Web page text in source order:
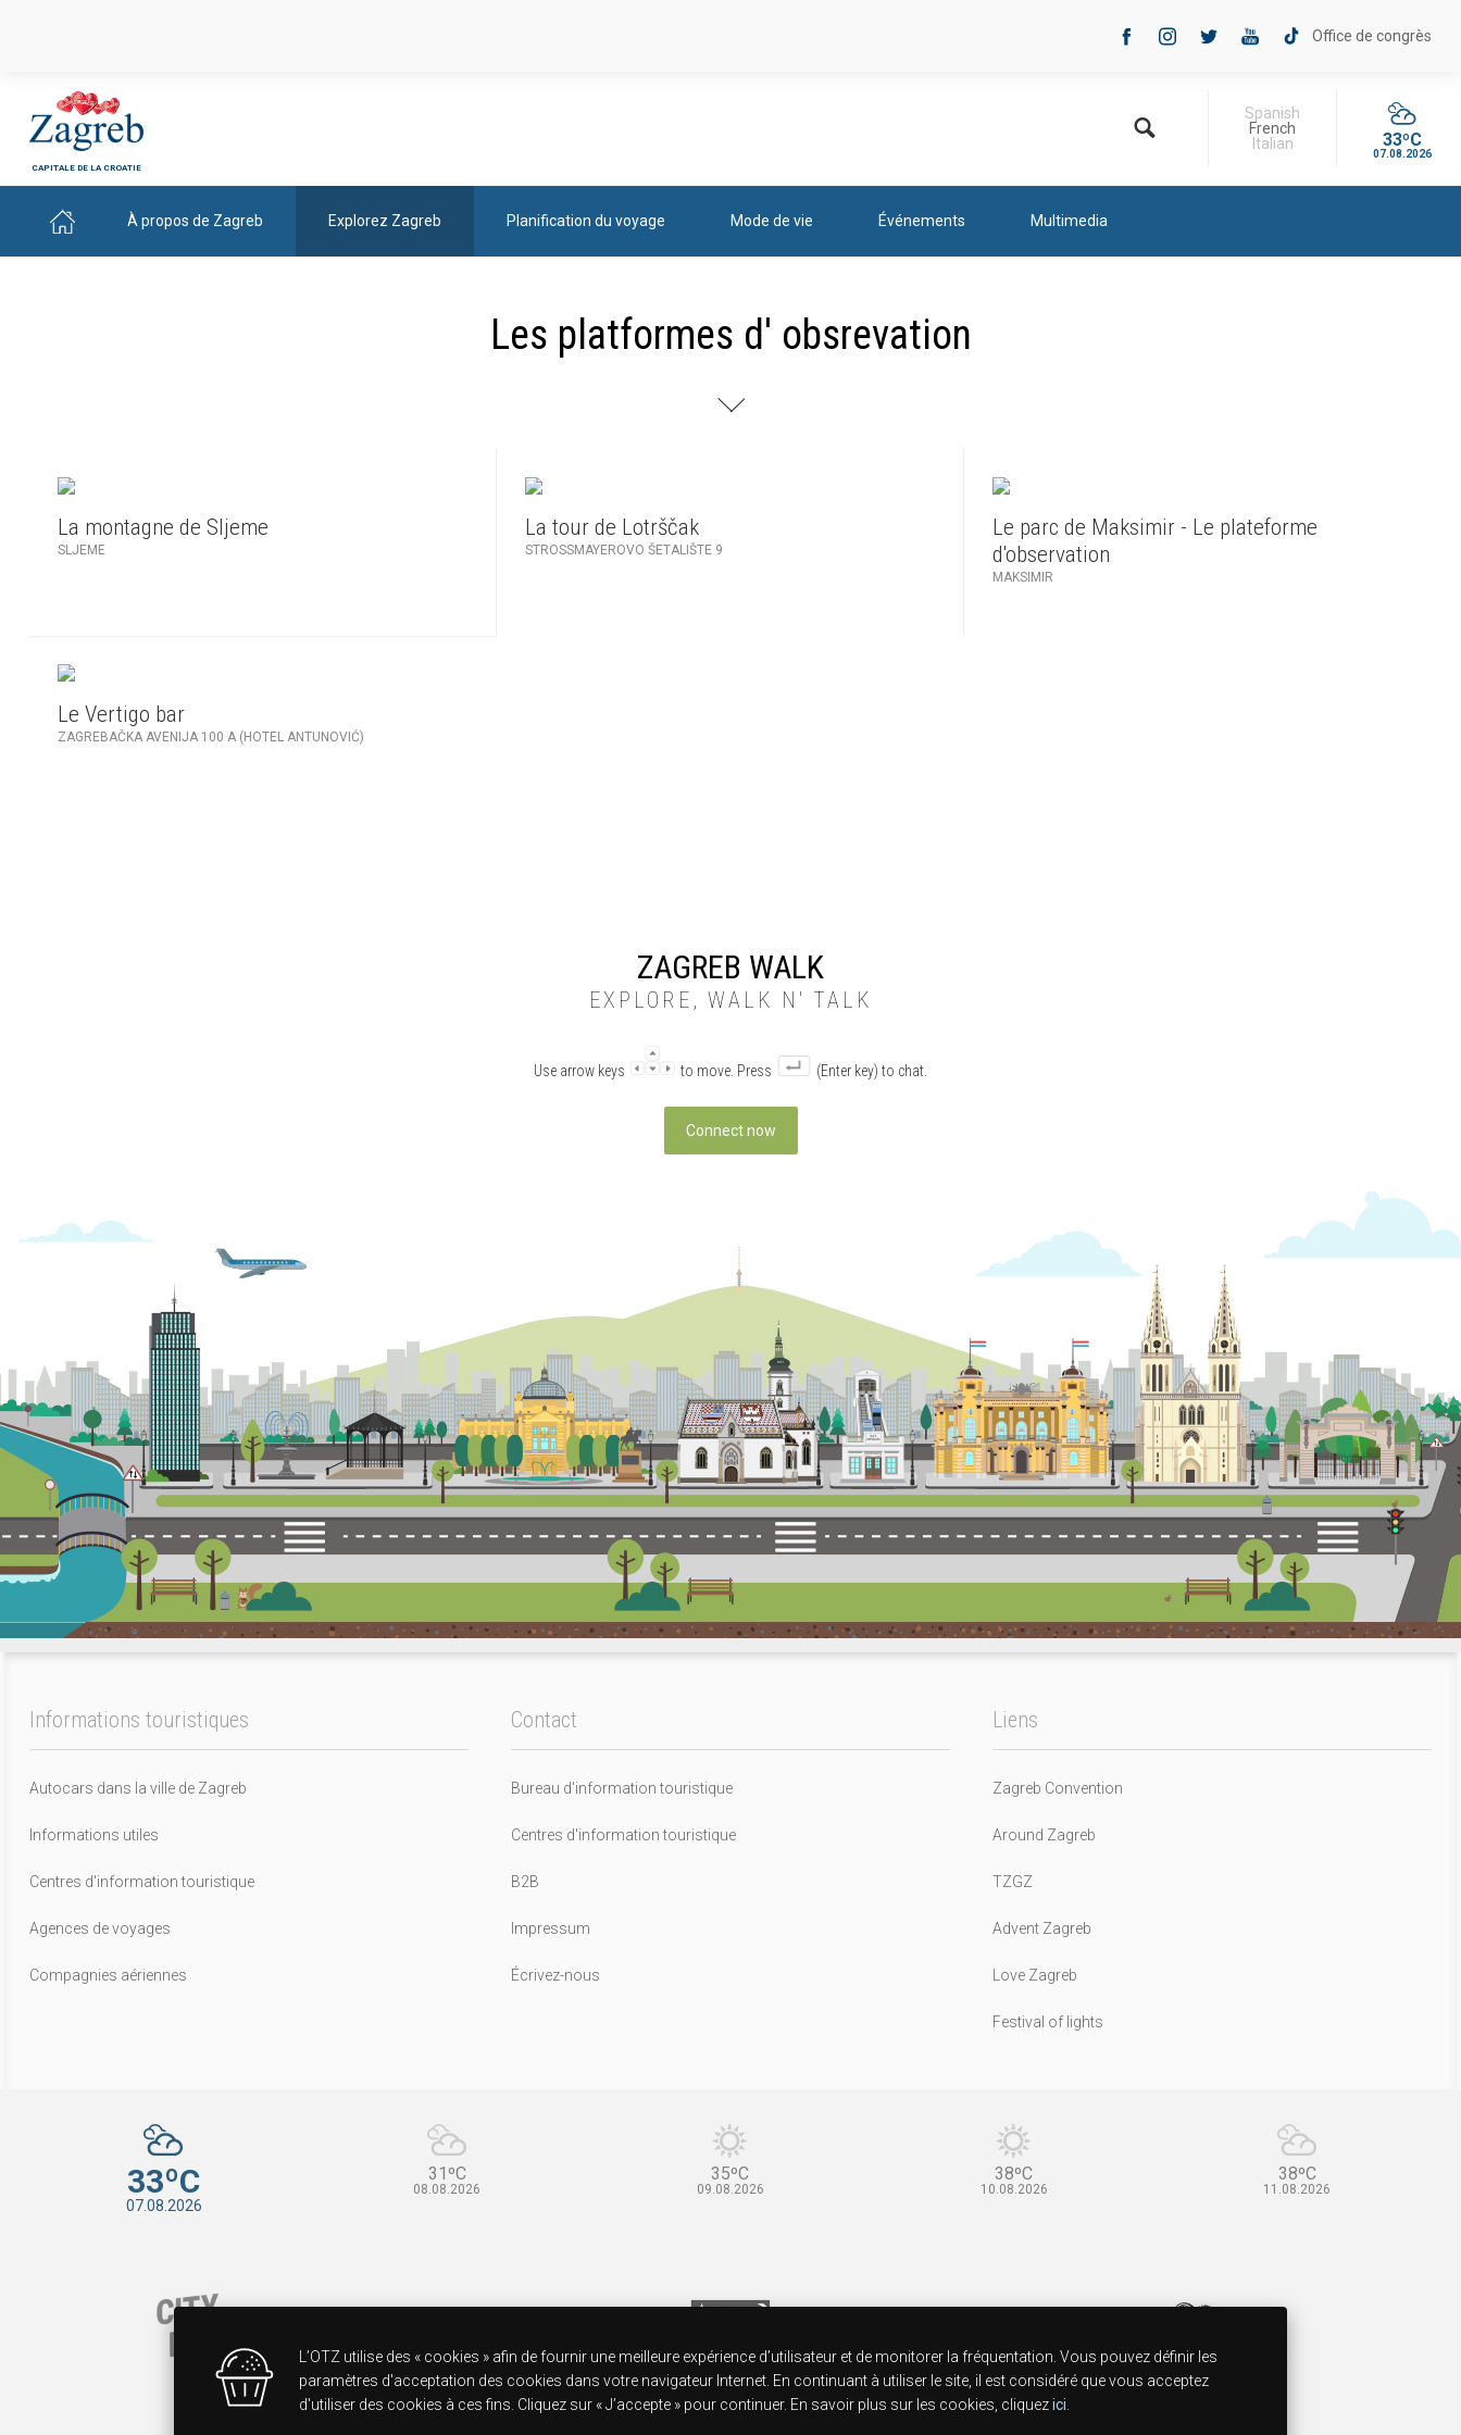
Office de congrès
CAPITALE DE LA CROATIE
Spanish
French
Italian
33ºC
07.08.2026
À propos de Zagreb Explorez Zagreb Planification du voyage Mode de vie Événements Multimedia
Les platformes d' obsrevation
La montagne de Sljeme
SLJEME
La tour de Lotrščak
STROSSMAYEROVO ŠETALIŠTE 9
Le parc de Maksimir - Le plateforme
d'observation
MAKSIMIR
Le Vertigo bar
ZAGREBAČKA AVENIJA 100 A (HOTEL ANTUNOVIĆ)
ZAGREB WALK
EXPLORE, WALK N' TALK
Use arrow keys to move. Press (Enter key) to chat.
Connect now
Informations touristiques
Autocars dans la ville de Zagreb
Informations utiles
Centres d'information touristique
Agences de voyages
Compagnies aériennes
Contact
Bureau d'information touristique
Centres d'information touristique
B2B
Impressum
Écrivez-nous
Liens
Zagreb Convention
Around Zagreb
TZGZ
Advent Zagreb
Love Zagreb
Festival of lights
33ºC
07.08.2026
31ºC
08.08.2026
35ºC
09.08.2026
38ºC
10.08.2026
38ºC
11.08.2026
L’OTZ utilise des « cookies » afin de fournir une meilleure expérience d’utilisateur et de monitorer la fréquentation. Vous pouvez définir les
paramètres d'acceptation des cookies dans votre navigateur Internet. En continuant à utiliser le site, il est considéré que vous acceptez
d'utiliser des cookies à ces fins. Cliquez sur « J’accepte » pour continuer. En savoir plus sur les cookies, cliquezici